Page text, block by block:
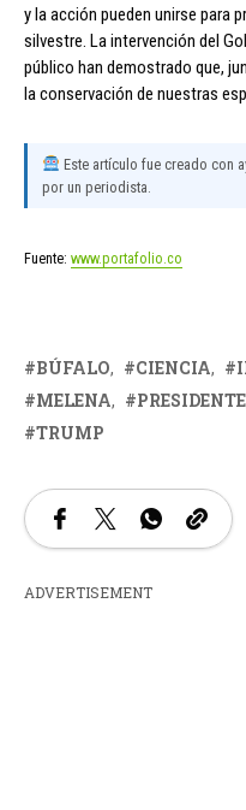
y la acción pueden unirse para
silvestre. La intervención del
público han demostrado que,
la conservación de nuestras
Este artículo fue creado con
por un periodista.
Fuente: www.portafolio.co
BÚFALO CIENCIA
MELENA
PRESIDENTE
TRUMP
ADVERTISEMENT